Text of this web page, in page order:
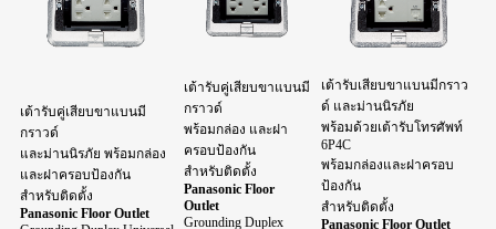
เต้ารับคู่เสียบขาแบนมี
กราวด์
และม่านนิรภัย พร้อมกล่อง
และฝาครอบป้องกัน
สำหรับติดตั้ง
Panasonic Floor Outlet
เต้ารับคู่เสียบขาแบนมี
กราวด์
พร้อมกล่อง และฝา
ครอบป้องกัน
สำหรับติดตั้ง
Panasonic Floor
Outlet
Grounding Duplex
เต้ารับเสียบขาแบนมีกราว
ด์ และม่านนิรภัย
พร้อมด้วยเต้ารับโทรศัพท์
6P4C
พร้อมกล่องและฝาครอบ
ป้องกัน
สำหรับติดตั้ง
Panasonic Floor Outlet